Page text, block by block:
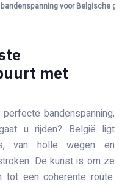
voor Belgische
met
bandenspanning,
u rijden? België ligt
van holle wegen en
De kunst is om ze
een coherente route.